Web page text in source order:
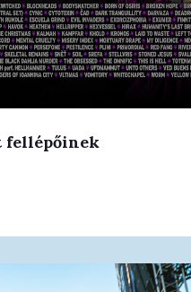
fellépőinek